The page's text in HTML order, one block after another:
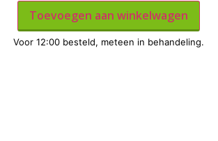
Toevoegen aan winkelwagen